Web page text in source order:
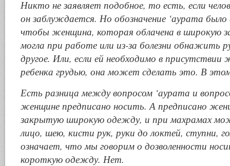
Никто не заявляет подобное, то есть, если
он заблуждается. Но обозначение ‘аурата было
чтобы женщина, которая облачена в широкую
могла при работе или из-за болезни обнажить
другое. Или, если ей необходимо в
ребенка грудью, она может сделать это. В
Есть разница между вопросом ‘аурата и
женщине предписано носить. А предписано
закрытую широкую одежду, и при махрамах
лицо, шею, кисти рук, руки до локтей, ступни,
означает, что мы говорим о дозволенности
короткую одежду. Нет.